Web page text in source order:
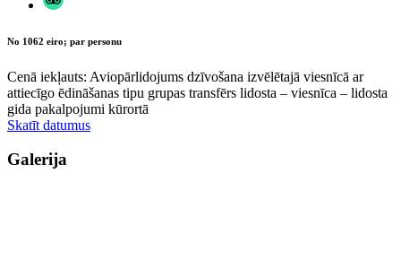
No 1062 eiro; par personu
Cenā iekļauts: Aviopārlidojums dzīvošana izvēlētajā viesnīcā ar
attiecīgo ēdināšanas tipu grupas transfērs lidosta – viesnīca – lidosta
gida pakalpojumi kūrortā
Skatīt datumus
Galerija